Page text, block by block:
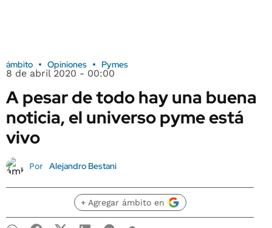
ámbito Opiniones Pymes
8 de abril 2020 - 00:00
A pesar de todo hay una buena
noticia, el universo pyme está
vivo
Por Alejandro Bestani
+ Agregar ámbito en